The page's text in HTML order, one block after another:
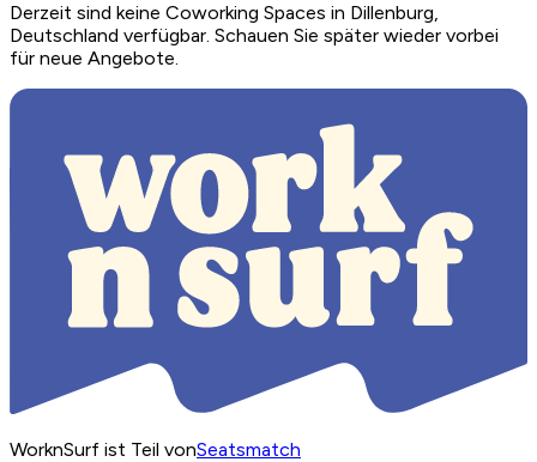
Derzeit sind keine Coworking Spaces in Dillenburg,
Deutschland verfügbar. Schauen Sie später wieder vorbei
für neue Angebote.
WorknSurf ist Teil vonSeatsmatch